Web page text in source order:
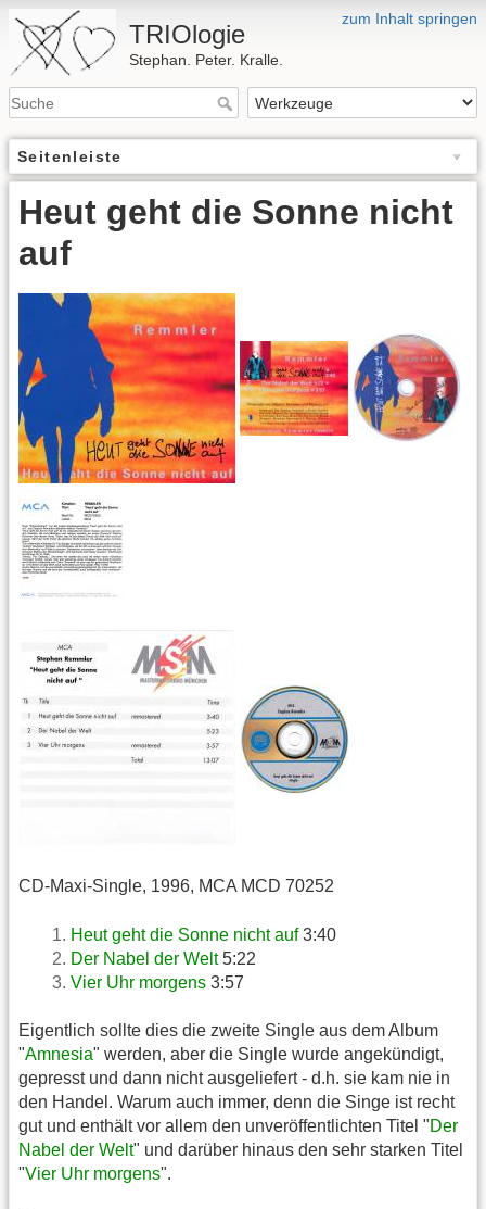
zum Inhalt springen
TRIOlogie
Stephan. Peter. Kralle.
Seitenleiste
Heut geht die Sonne nicht
auf
CD-Maxi-Single, 1996, MCA MCD 70252
Heut geht die Sonne nicht auf3:40
Der Nabel der Welt5:22
Vier Uhr morgens 3:57
Eigentlich sollte dies die zweite Single aus dem Album
"Amnesia" werden, aber die Single wurde angekündigt,
gepresst und dann nicht ausgeliefert - d.h. sie kam nie in
den Handel. Warum auch immer, denn die Singe ist recht
gut und enthält vor allem den unveröffentlichten Titel "Der
Nabel der Welt" und darüber hinaus den sehr starken Titel
"Vier Uhr morgens".